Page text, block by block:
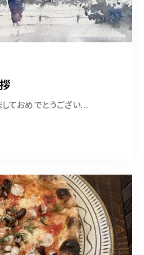
ておめでとうござい...